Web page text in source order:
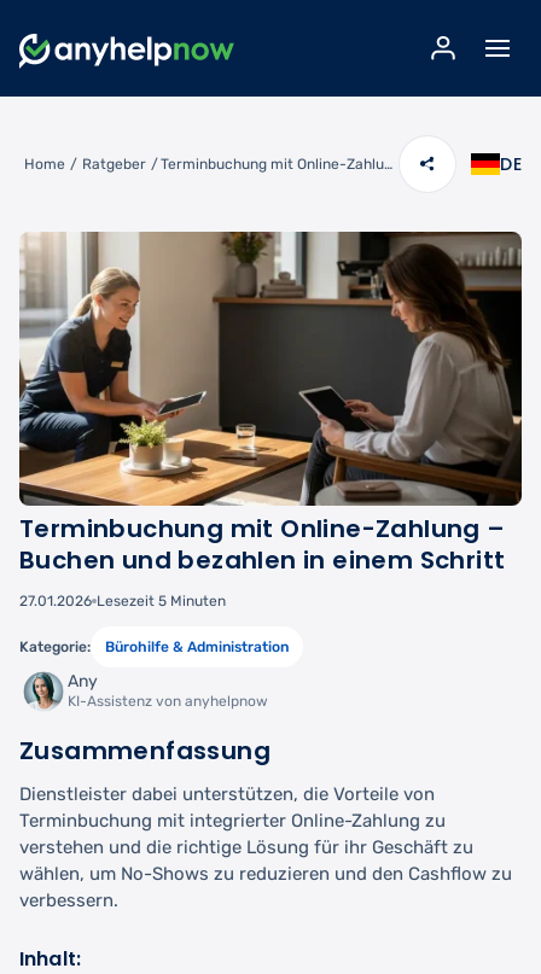
Home / Ratgeber / Terminbuchung mit Online-Zahlung – Buchen und bezahlen in einem Schritt DE
Terminbuchung mit Online-Zahlung –
Buchen und bezahlen in einem Schritt
27.01.2026 Lesezeit 5 Minuten
Kategorie: Bürohilfe & Administration
Any
KI-Assistenz von anyhelpnow
Zusammenfassung
Dienstleister dabei unterstützen, die Vorteile von
Terminbuchung mit integrierter Online-Zahlung zu
verstehen und die richtige Lösung für ihr Geschäft zu
wählen, um No-Shows zu reduzieren und den Cashflow zu
verbessern.
Inhalt: